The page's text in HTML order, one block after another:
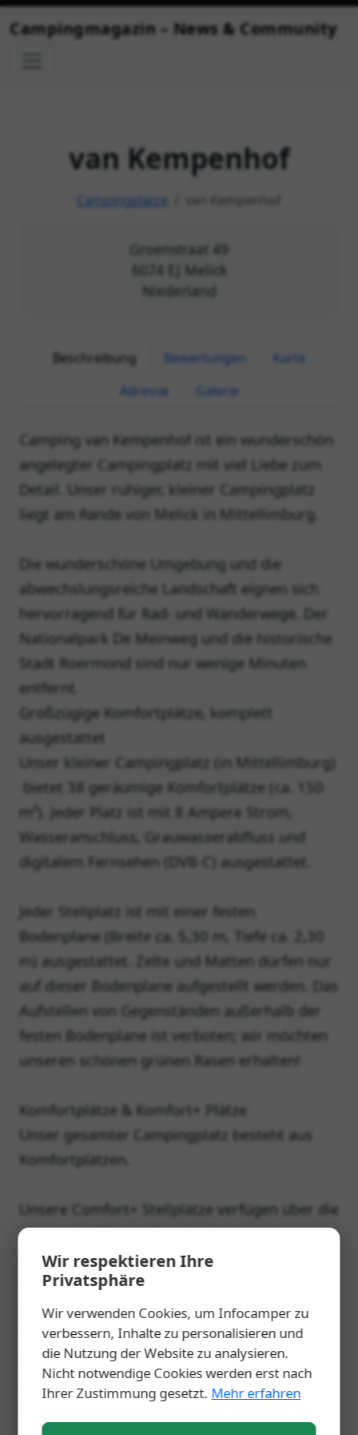
bei Infocamper – Dein Portal für Camping-News!
Campingmagazin – News & Community
van Kempenhof
Campingplätze van Kempenhof
Groenstraat 49
6074 EJ Melick
Niederland
Beschreibung Bewertungen
Karte
Adresse
Galerie
Camping van Kempenhof ist ein wunderschön
angelegter Campingplatz mit viel Liebe zum
Detail. Unser ruhiger, kleiner Campingplatz
liegt am Rande von Melick in Mittellimburg.
Die wunderschöne Umgebung und die
abwechslungsreiche Landschaft eignen sich
hervorragend für Rad- und Wanderwege. Der
Nationalpark De Meinweg und die historische
Stadt Roermond sind nur wenige Minuten
entfernt.
Großzügige Komfortplätze, komplett
ausgestattet
Unser kleiner Campingplatz (in Mittellimburg)
bietet 38 geräumige Komfortplätze (ca. 150
m²). Jeder Platz ist mit 8 Ampere Strom,
Wasseranschluss, Grauwasserabfluss und
digitalem Fernsehen (DVB-C) ausgestattet.
Jeder Stellplatz ist mit einer festen
Bodenplane (Breite ca. 5,30 m, Tiefe ca. 2,30
m) ausgestattet. Zelte und Matten dürfen nur
auf dieser Bodenplane aufgestellt werden. Das
Aufstellen von Gegenständen außerhalb der
festen Bodenplane ist verboten; wir möchten
unseren schönen grünen Rasen erhalten!
Komfortplätze & Komfort+ Plätze
Unser gesamter Campingplatz besteht aus
Komfortplätzen.
Unsere Comfort+ Stellplätze verfügen über die
oben aufgeführten Standardausstattungen.
Darüber hinaus bieten unsere Comfort+
Stellplätze dank Sichtschutzhecken und schön
angelegter Bepflanzung mehr Privatsphäre.
Von unseren Comfort+ Stellplätzen haben Sie
einen ungehinderten Blick auf unsere schön
angelegten Blumenbeete; niemand versperrt
Wir respektieren Ihre
Privatsphäre
Wir verwenden Cookies, um Infocamper zu
verbessern, Inhalte zu personalisieren und
die Nutzung der Website zu analysieren.
Nicht notwendige Cookies werden erst nach
Ihrer Zustimmung gesetzt. Mehr erfahren